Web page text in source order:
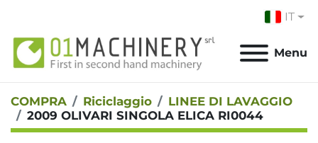
IT
Menu
COMPRA Riciclaggio
LINEE DI LAVAGGIO
2009 OLIVARI SINGOLA ELICA RI0044